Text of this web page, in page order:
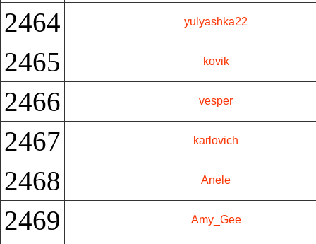
2464 yulyashka22
2465 kovik
2466 vesper
2467 karlovich
2468 Anele
2469 Amy_Gee